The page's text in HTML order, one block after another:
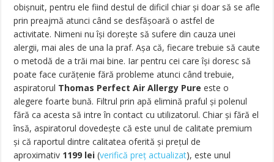
obişnuit, pentru ele fiind destul de dificil chiar şi doar să se afle
prin preajmă atunci când se desfăşoară o astfel de
activitate. Nimeni nu îşi doreşte să sufere din cauza unei
alergii, mai ales de una la praf. Aşa că, fiecare trebuie să caute
o metodă de a trăi mai bine. Iar pentru cei care îşi doresc să
poate face curăţenie fără probleme atunci când trebuie,
aspiratorul Thomas Perfect Air Allergy Pure este o
alegere foarte bună. Filtrul prin apă elimină praful şi polenul
fără ca acesta să intre în contact cu utilizatorul. Chiar şi fără el
însă, aspiratorul dovedeşte că este unul de calitate premium
şi că raportul dintre calitatea oferită şi preţul de
aproximativ 1199 lei (verifică preț actualizat), este unul